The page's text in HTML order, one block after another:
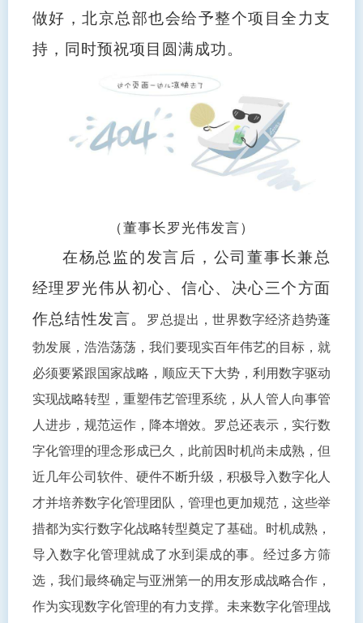
做好，北京总部也会给予整个项目全力支
持，同时预祝项目圆满成功。
（董事长罗光伟发言）
在杨总监的发言后，公司董事长兼总
经理罗光伟从初心、信心、决心三个方面
作总结性发言。
罗总提出，世界数字经济趋势蓬
勃发展，浩浩荡荡，我们要现实百年伟艺的目标，就
必须要紧跟国家战略，顺应天下大势，利用数字驱动
实现战略转型，重塑伟艺管理系统，从人管人向事管
人进步，规范运作，降本增效。 罗总还表示，实行数
字化管理的理念形成已久，此前因时机尚未成熟，但
近几年公司软件、硬件不断升级，积极导入数字化人
才并培养数字化管理团队，管理也更加规范，这些举
措都为实行数字化战略转型奠定了基础。 时机成熟，
导入数字化管理就成了水到渠成的事。 经过多方筛
选，我们最终确定与亚洲第一的用友形成战略合作，
作为实现数字化管理的有力支撑。 未来数字化管理战